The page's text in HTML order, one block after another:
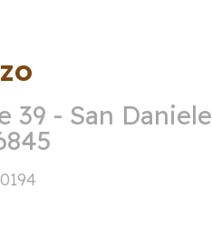
39 - San Daniele